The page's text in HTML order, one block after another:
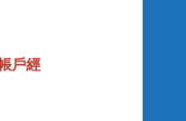
戶經